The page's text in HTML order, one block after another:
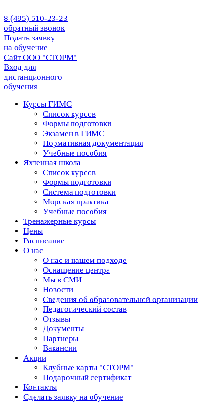
8 (495) 510-23-23
обратный звонок
Подать заявку
на обучение
Сайт ООО "СТОРМ"
Вход для
дистанционного
обучения
Курсы ГИМС
Список курсов
Формы подготовки
Экзамен в ГИМС
Нормативная документация
Учебные пособия
Яхтенная школа
Список курсов
Формы подготовки
Cистема подготовки
Морская практика
Учебные пособия
Тренажерные курсы
Цены
Расписание
О нас
О нас и нашем подходе
Оснащение центра
Мы в СМИ
Новости
Сведения об образовательной организации
Педагогический состав
Отзывы
Документы
Партнеры
Вакансии
Акции
Клубные карты "СТОРМ"
Подарочный сертификат
Контакты
Сделать заявку на обучение